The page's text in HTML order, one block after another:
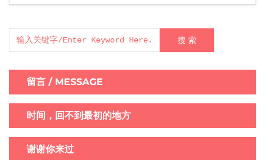
搜 索
留言 / MESSAGE
时间，回不到最初的地方
谢谢你来过